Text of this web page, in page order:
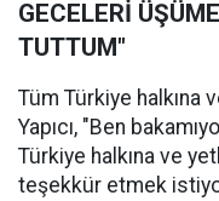
GECELERİ
TUTTUM"
Tüm Türkiye halkına
Yapıcı, "Ben
Türkiye halkına ve
teşekkür etmek